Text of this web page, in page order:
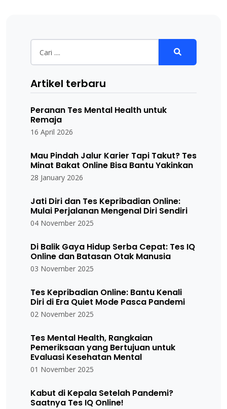
Artikel terbaru
Peranan Tes Mental Health untuk
Remaja
16 April 2026
Mau Pindah Jalur Karier Tapi Takut? Tes
Minat Bakat Online Bisa Bantu Yakinkan
28 January 2026
Jati Diri dan Tes Kepribadian Online:
Mulai Perjalanan Mengenal Diri Sendiri
04 November 2025
Di Balik Gaya Hidup Serba Cepat: Tes IQ
Online dan Batasan Otak Manusia
03 November 2025
Tes Kepribadian Online: Bantu Kenali
Diri di Era Quiet Mode Pasca Pandemi
02 November 2025
Tes Mental Health, Rangkaian
Pemeriksaan yang Bertujuan untuk
Evaluasi Kesehatan Mental
01 November 2025
Kabut di Kepala Setelah Pandemi?
Saatnya Tes IQ Online!